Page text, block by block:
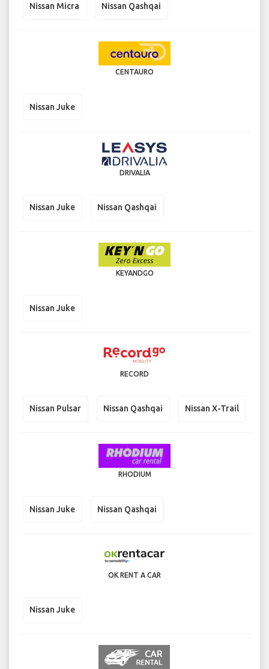
Nissan Micra Nissan Qashqai
CENTAURO
Nissan Juke
DRIVALIA
Nissan Juke Nissan Qashqai
KEYANDGO
Nissan Juke
RECORD
Nissan Pulsar Nissan Qashqai Nissan X-Trail
RHODIUM
Nissan Juke Nissan Qashqai
OK RENT A CAR
Nissan Juke